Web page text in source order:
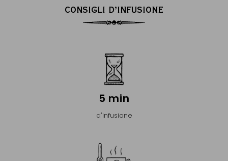
CONSIGLI D’INFUSIONE
5 min
d'infusione